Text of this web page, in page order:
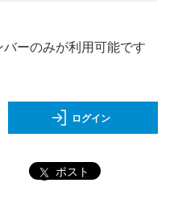
ーのみが利用可能です
ログイン
ポスト